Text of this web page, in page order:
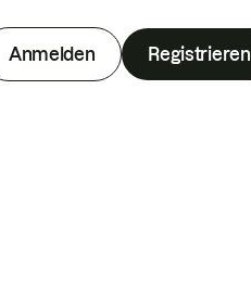
Anmelden Registrieren